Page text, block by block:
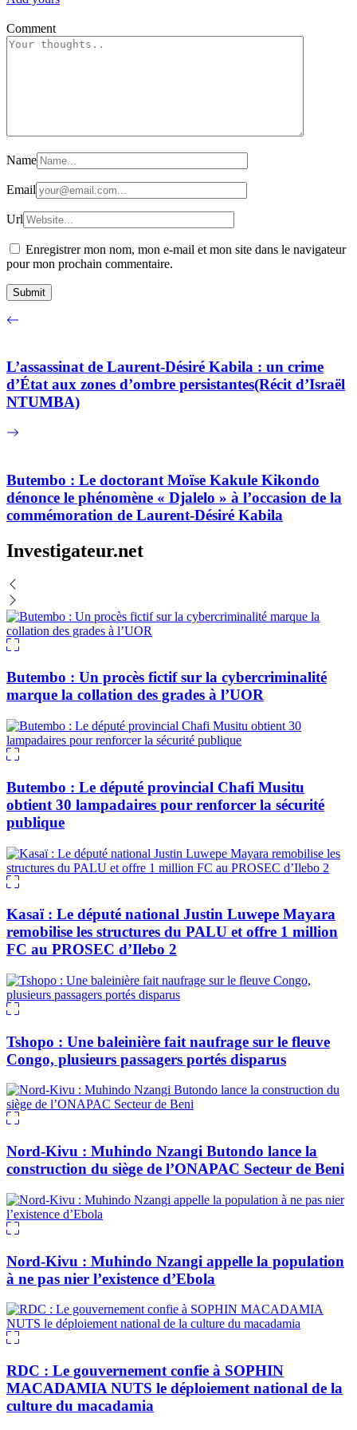
Comment
Name
Email
Url
Enregistrer mon nom, mon e-mail et mon site dans le navigateur
pour mon prochain commentaire.
L’assassinat de Laurent-Désiré Kabila : un crime
d’État aux zones d’ombre persistantes(Récit d’Israël
NTUMBA)
Butembo : Le doctorant Moïse Kakule Kikondo
dénonce le phénomène « Djalelo » à l’occasion de la
commémoration de Laurent-Désiré Kabila
Investigateur.net
Butembo : Un procès fictif sur la cybercriminalité
marque la collation des grades à l’UOR
Butembo : Le député provincial Chafi Musitu
obtient 30 lampadaires pour renforcer la sécurité
publique
Kasaï : Le député national Justin Luwepe Mayara
remobilise les structures du PALU et offre 1 million
FC au PROSEC d’Ilebo 2
Tshopo : Une baleinière fait naufrage sur le fleuve
Congo, plusieurs passagers portés disparus
Nord-Kivu : Muhindo Nzangi Butondo lance la
construction du siège de l’ONAPAC Secteur de Beni
Nord-Kivu : Muhindo Nzangi appelle la population
à ne pas nier l’existence d’Ebola
RDC : Le gouvernement confie à SOPHIN
MACADAMIA NUTS le déploiement national de la
culture du macadamia